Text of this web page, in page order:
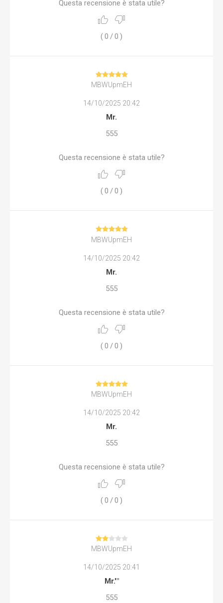
Questa recensione è stata utile?
(0 /0 )
MBWUpmEH
14/10/2025 20:42
Mr.
555
Questa recensione è stata utile?
(0 /0 )
MBWUpmEH
14/10/2025 20:42
Mr.
555
Questa recensione è stata utile?
(0 /0 )
MBWUpmEH
14/10/2025 20:42
Mr.
555
Questa recensione è stata utile?
(0 /0 )
MBWUpmEH
14/10/2025 20:41
Mr.'"
555